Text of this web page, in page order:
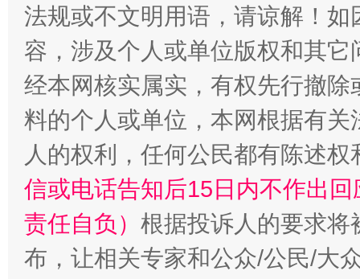
法规或不文明用语，请谅解！
容，涉及个人或单位版权和其它
经本网核实属实，有权先行撤
料的个人或单位，本网根据有
人的权利，任何公民都有陈述
信或电话告知后15日内不作出
责任自负） 根据投诉人的要求将
布，让相关专家和公众/公民/大